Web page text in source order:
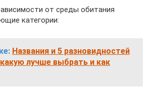
от среды обитания
категории:
Названия и 5 разновидностей
лучше выбрать и как